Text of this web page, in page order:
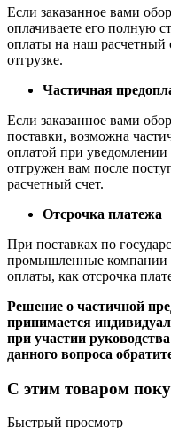
Если заказанное вами
оплачиваете его полную
оплаты на наш расчетный
отгрузке.
Частичная
Если заказанное вами
поставки, возможна
оплатой при уведомлении
отгружен вам после
расчетный счет.
Отсрочка платежа
При поставках по
промышленные компании
оплаты, как отсрочка
Решение о частичной
принимается
при участии
данного вопроса
С этим товаром
Быстрый просмотр